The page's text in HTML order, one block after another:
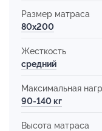
Размер матраса
80х200
Жесткость
средний
Максимальная
90-140 кг
Высота матраса